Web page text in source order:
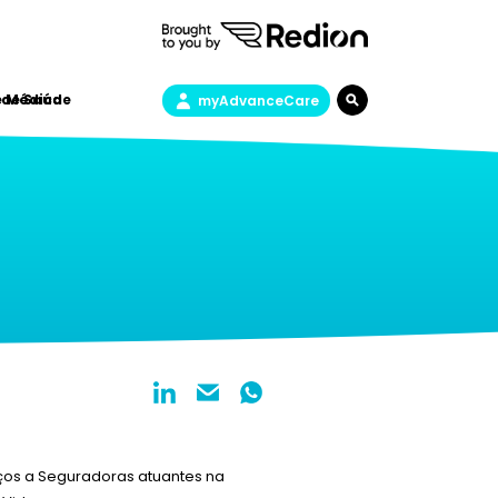
Saúde
Médica myAdvanceCare
a Seguradoras atuantes na